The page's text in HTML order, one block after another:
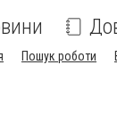
Пошук роботи